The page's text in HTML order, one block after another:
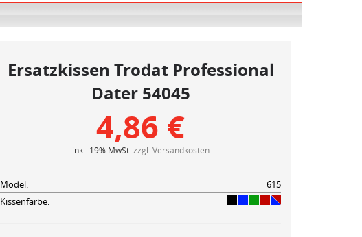
Ersatzkissen Trodat Professional
Dater 54045
4,86 €
inkl. 19% MwSt. zzgl. Versandkosten
Model:
615
Kissenfarbe: